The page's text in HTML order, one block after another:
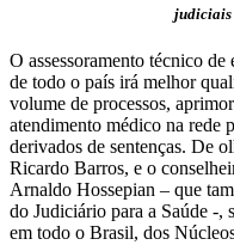
judiciais
O assessoramento técnico de
de todo o país irá melhor
volume de processos,
atendimento médico na rede
derivados de sentenças. De
Ricardo Barros, e o
Arnaldo Hossepian – que
do Judiciário para a Saúde -,
em todo o Brasil, dos